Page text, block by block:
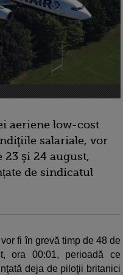
aeriene low-cost
salariale, vor
23 şi 24 august,
de sindicatul
fi în grevă timp de 48 de
ora 00:01, perioadă ce
deja de piloţii britanici